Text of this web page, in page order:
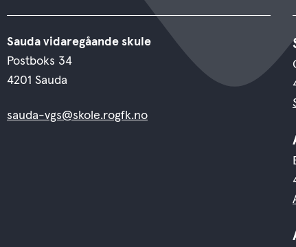
Sauda vidaregåande skule
Postboks 34
4201 Sauda
sauda-vgs@skole.rogfk.no